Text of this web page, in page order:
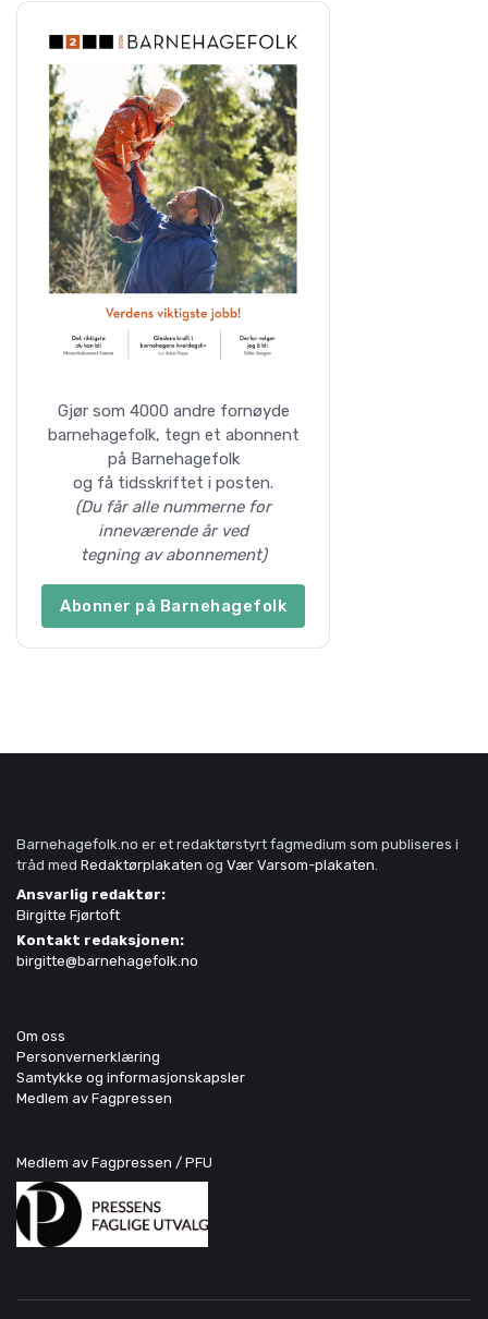
Gjør som 4000 andre fornøyde
barnehagefolk, tegn et abonnent
på Barnehagefolk
og få tidsskriftet i posten.
(Du får alle nummerne for
inneværende år ved
tegning av abonnement)
Abonner på Barnehagefolk
Barnehagefolk.no er et redaktørstyrt fagmedium som publiseres i
tråd med Redaktørplakaten og Vær Varsom-plakaten.
Ansvarlig redaktør:
Birgitte Fjørtoft
Kontakt redaksjonen:
birgitte@barnehagefolk.no
Om oss
Personvernerklæring
Samtykke og informasjonskapsler
Medlem av Fagpressen
Medlem av Fagpressen / PFU